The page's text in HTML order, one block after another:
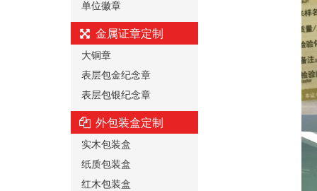
单位徽章
金属证章定制
大铜章
表层包金纪念章
表层包银纪念章
外包装盒定制
实木包装盒
纸质包装盒
红木包装盒